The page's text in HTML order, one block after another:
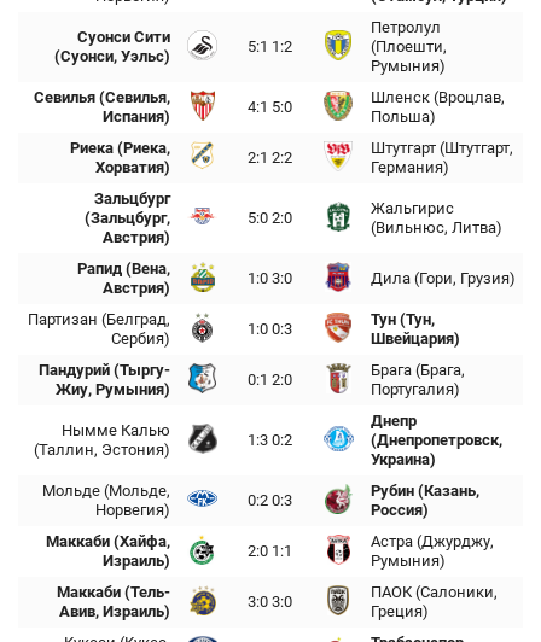
Суонси Сити
(Суонси, Уэльс)
5:1 1:2
Петролул
(Плоешти,
Румыния)
Севилья (Севилья,
Испания)
4:1 5:0
Шленск (Вроцлав,
Польша)
Риека (Риека,
Хорватия)
2:1 2:2
Штутгарт (Штутгарт,
Германия)
Зальцбург
(Зальцбург,
Австрия)
5:0 2:0
Жальгирис
(Вильнюс, Литва)
Рапид (Вена,
Австрия)
1:0 3:0 Дила (Гори, Грузия)
Партизан (Белград,
Сербия)
1:0 0:3
Тун (Тун,
Швейцария)
Пандурий (Тыргу-
Жиу, Румыния)
0:1 2:0
Брага (Брага,
Португалия)
Нымме Калью
(Таллин, Эстония)
1:3 0:2
Днепр
(Днепропетровск,
Украина)
Мольде (Мольде,
Норвегия)
0:2 0:3
Рубин (Казань,
Россия)
Маккаби (Хайфа,
Израиль)
2:0 1:1
Астра (Джурджу,
Румыния)
Маккаби (Тель-
Авив, Израиль)
3:0 3:0
ПАОК (Салоники,
Греция)